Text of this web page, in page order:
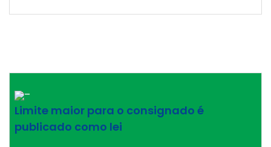
–
Limite maior para o consignado é
publicado como lei